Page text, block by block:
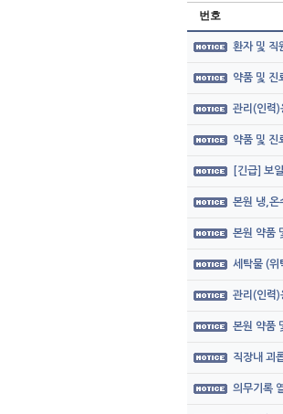
번호
환자 및 직
약품 및 진
관리(인력)
약품 및 진
[긴급] 보
본원 냉,온
본원 약품
세탁물 (위
관리(인력)
본원 약품
직장내 괴
의무기록